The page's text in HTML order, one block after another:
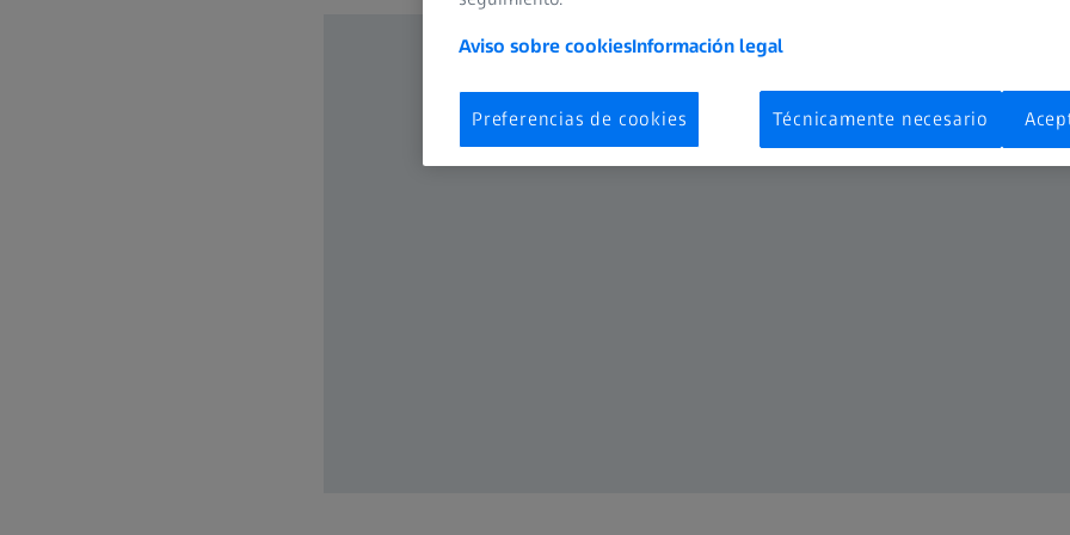
Aviso sobre cookiesInformación legal
Preferencias de cookies Técnicamente necesario